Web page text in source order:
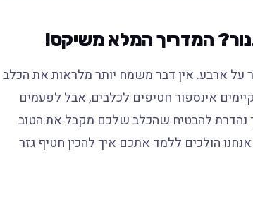
המדריך המלא משיקס!
על ארבע. אין דבר משמח יותר מלראות את הכלב
אינספור חטיפים לכלבים, אבל לפעמים
נהדרת להבטיח שהכלב שלכם מקבל את הטוב
הולכים ללמד אתכם איך להכין חטיף גזר